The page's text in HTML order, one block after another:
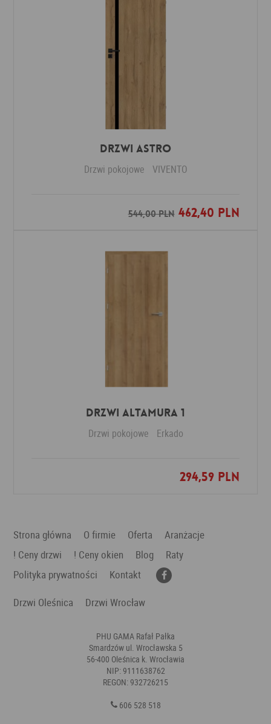
Drzwi ASTRO
Drzwi pokojowe VIVENTO
544,00 PLN462,40 PLN
Dodaj do ulubionych
Drzwi Altamura 1
Drzwi pokojowe Erkado
294,59 PLN
Dodaj do ulubionych
Strona główna O firmie Oferta
Aranżacje
! Ceny drzwi
! Ceny okien Blog
Raty
Polityka prywatności
Kontakt
Drzwi Oleśnica
Drzwi Wrocław
PHU GAMA Rafał Pałka
Smardzów ul. Wrocławska 5
56-400 Oleśnica k. Wrocławia
NIP: 9111638762
REGON: 932726215
606 528 518